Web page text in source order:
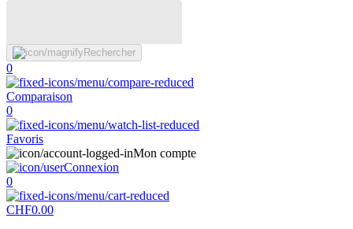
Rechercher
0
Comparaison
0
Favoris
Mon compte
Connexion
0
CHF0.00